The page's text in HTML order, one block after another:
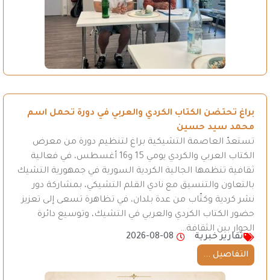
براغ تحتضن الكتاب الكردي والعربي في دورة تحمل اسم
محمد سيد حسين
تستعدّ العاصمة التشيكية براغ لتنظيم دورة من معرض
الكتاب العربي والكردي يومي 15 و16 أغسطس، في فعالية
ثقافية تنظمها الجالية الكردية السورية في جمهورية التشيك
بالتعاون والتنسيق مع نادي القلم التشيكي، بمشاركة دور
نشر كردية وكتّاب من عدة بلدان، في تظاهرة تسعى إلى تعزيز
حضور الكتاب الكردي والعربي في التشيك، وتوسيع دائرة
الحوار بين الثقافة…
تقارير خبرية
2026-08-08
التفاصيل ...